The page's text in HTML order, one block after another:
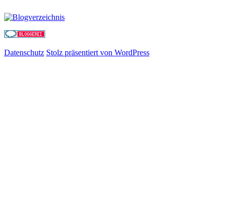
Datenschutz Stolz präsentiert von WordPress